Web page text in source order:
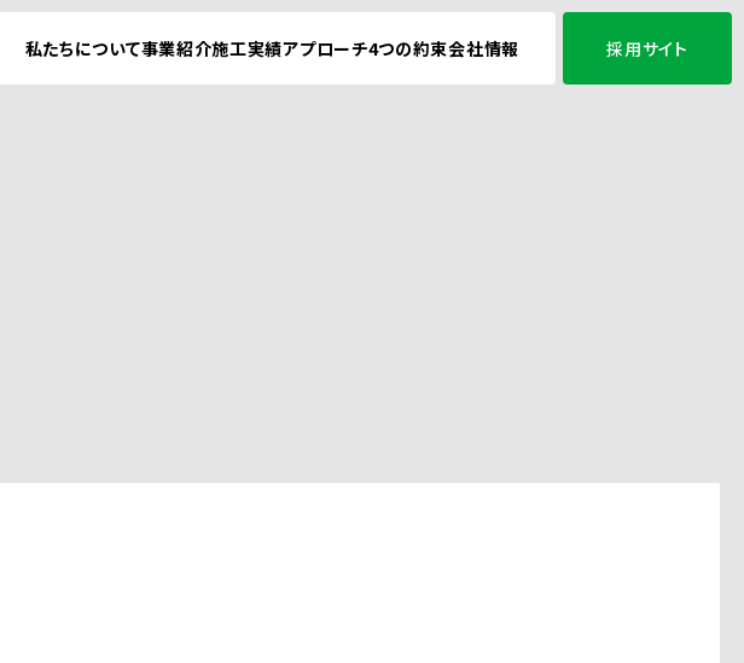
私たちについて事業紹介施工実績アプローチ4つの約束会社情報 採用サイト